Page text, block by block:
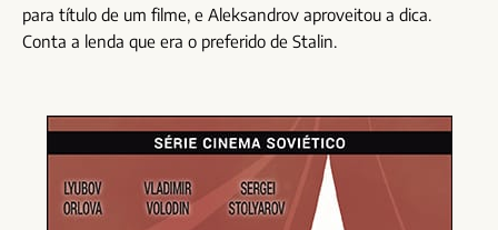
para título de um filme, e Aleksandrov aproveitou a dica.
Conta a lenda que era o preferido de Stalin.